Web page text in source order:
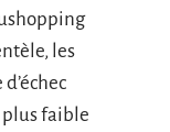
les
faible